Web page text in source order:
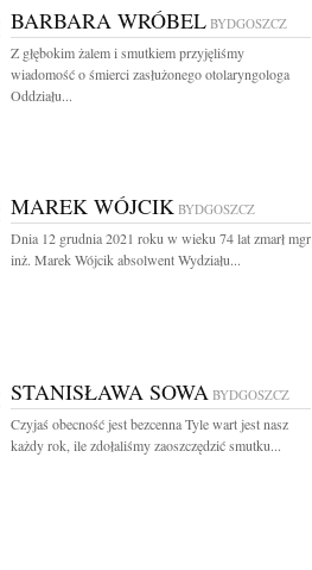
BARBARA WRÓBEL BYDGOSZCZ
Z głębokim żalem i smutkiem przyjęliśmy
wiadomość o śmierci zasłużonego otolaryngologa
Oddziału...
MAREK WÓJCIK BYDGOSZCZ
Dnia 12 grudnia 2021 roku w wieku 74 lat zmarł mgr
inż. Marek Wójcik absolwent Wydziału...
STANISŁAWA SOWA BYDGOSZCZ
Czyjaś obecność jest bezcenna Tyle wart jest nasz
każdy rok, ile zdołaliśmy zaoszczędzić smutku...